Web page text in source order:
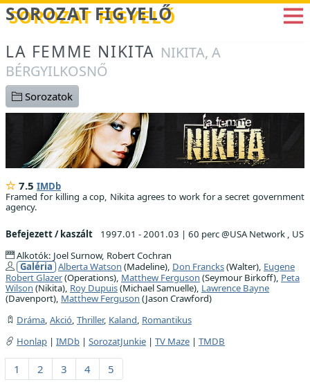
Betöltés...
SOROZAT FIGYELŐ
LA FEMME NIKITA NIKITA, A
BÉRGYILKOSNŐ
Sorozatok
7.5 IMDb
Framed for killing a cop, Nikita agrees to work for a secret government
agency.
Befejezett / kaszált 1997.01 - 2001.03 | 60 perc @USA Network , US
Alkotók: Joel Surnow, Robert Cochran
Galéria Alberta Watson (Madeline), Don Francks(Walter), Eugene
Robert Glazer(Operations), Matthew Ferguson (Seymour Birkoff), Peta
Wilson (Nikita), Roy Dupuis(Michael Samuelle), Lawrence Bayne
(Davenport), Matthew Ferguson (Jason Crawford)
Dráma, Akció, Thriller, Kaland, Romantikus
Honlap | IMDb | SorozatJunkie | TV Maze | TMDB
1 2 3 4 5